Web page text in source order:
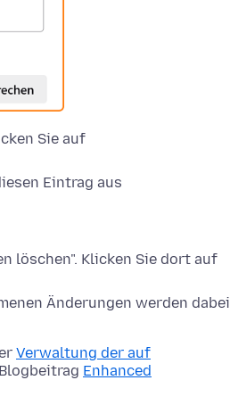
Sie auf
Eintrag aus
löschen". Klicken Sie dort auf
Änderungen werden dabei
Verwaltung der auf
Enhanced